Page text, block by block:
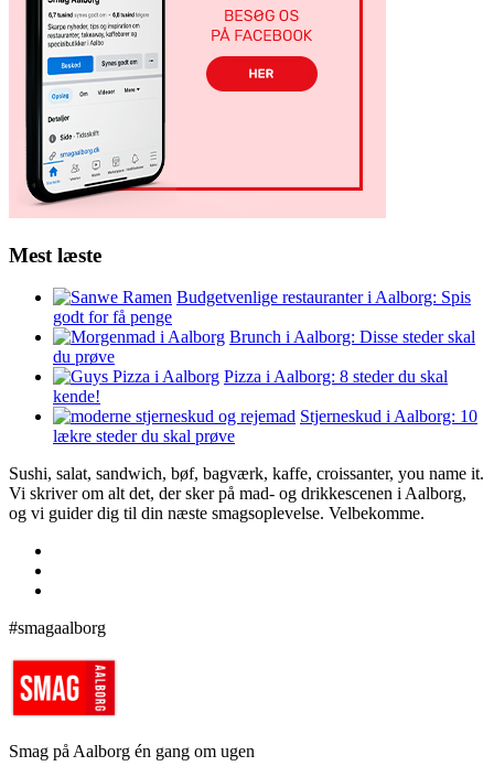
Mest læste
Budgetvenlige restauranter i Aalborg: Spis
godt for få penge
Brunch i Aalborg: Disse steder skal
du prøve
Pizza i Aalborg: 8 steder du skal
kende!
Stjerneskud i Aalborg: 10
lækre steder du skal prøve
Sushi, salat, sandwich, bøf, bagværk, kaffe, croissanter, you name it.
Vi skriver om alt det, der sker på mad- og drikkescenen i Aalborg,
og vi guider dig til din næste smagsoplevelse. Velbekomme.
#smagaalborg
Smag på Aalborg én gang om ugen